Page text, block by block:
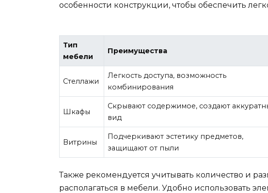
особенности конструкции, чтобы обеспечить
Тип
мебели
Преимущества
Стеллажи
Легкость доступа, возможность
комбинирования
Шкафы
Скрывают содержимое, создают
вид
Витрины
Подчеркивают эстетику предметов,
защищают от пыли
Также рекомендуется учитывать количество и
располагаться в мебели. Удобно использовать